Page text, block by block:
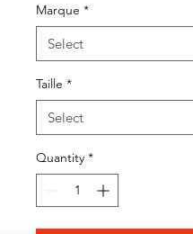
Marque *
Taille *
Quantity *